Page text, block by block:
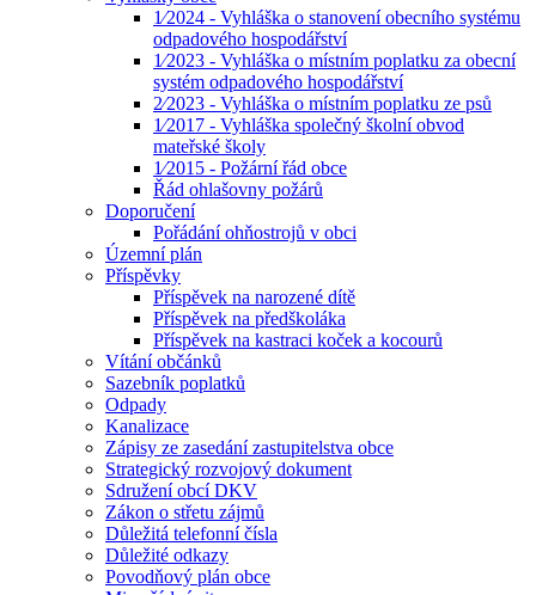
1⁄2024 - Vyhláška o stanovení obecního systému
odpadového hospodářství
1⁄2023 - Vyhláška o místním poplatku za obecní
systém odpadového hospodářství
2⁄2023 - Vyhláška o místním poplatku ze psů
1⁄2017 - Vyhláška společný školní obvod
mateřské školy
1⁄2015 - Požární řád obce
Řád ohlašovny požárů
Doporučení
Pořádání ohňostrojů v obci
Územní plán
Příspěvky
Příspěvek na narozené dítě
Příspěvek na předškoláka
Příspěvek na kastraci koček a kocourů
Vítání občánků
Sazebník poplatků
Odpady
Kanalizace
Zápisy ze zasedání zastupitelstva obce
Strategický rozvojový dokument
Sdružení obcí DKV
Zákon o střetu zájmů
Důležitá telefonní čísla
Důležité odkazy
Povodňový plán obce